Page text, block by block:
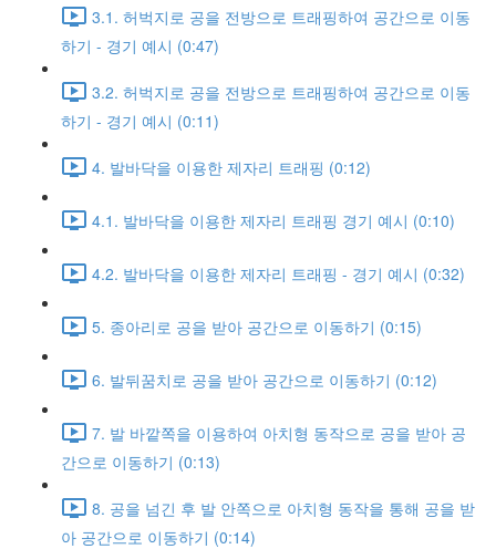
3.1. 허벅지로 공을 전방으로 트래핑하여 공간으로 이동
하기 - 경기 예시 (0:47)
3.2. 허벅지로 공을 전방으로 트래핑하여 공간으로 이동
하기 - 경기 예시 (0:11)
4. 발바닥을 이용한 제자리 트래핑 (0:12)
4.1. 발바닥을 이용한 제자리 트래핑 경기 예시 (0:10)
4.2. 발바닥을 이용한 제자리 트래핑 - 경기 예시 (0:32)
5. 종아리로 공을 받아 공간으로 이동하기 (0:15)
6. 발뒤꿈치로 공을 받아 공간으로 이동하기 (0:12)
7. 발 바깥쪽을 이용하여 아치형 동작으로 공을 받아 공
간으로 이동하기 (0:13)
8. 공을 넘긴 후 발 안쪽으로 아치형 동작을 통해 공을 받
아 공간으로 이동하기 (0:14)